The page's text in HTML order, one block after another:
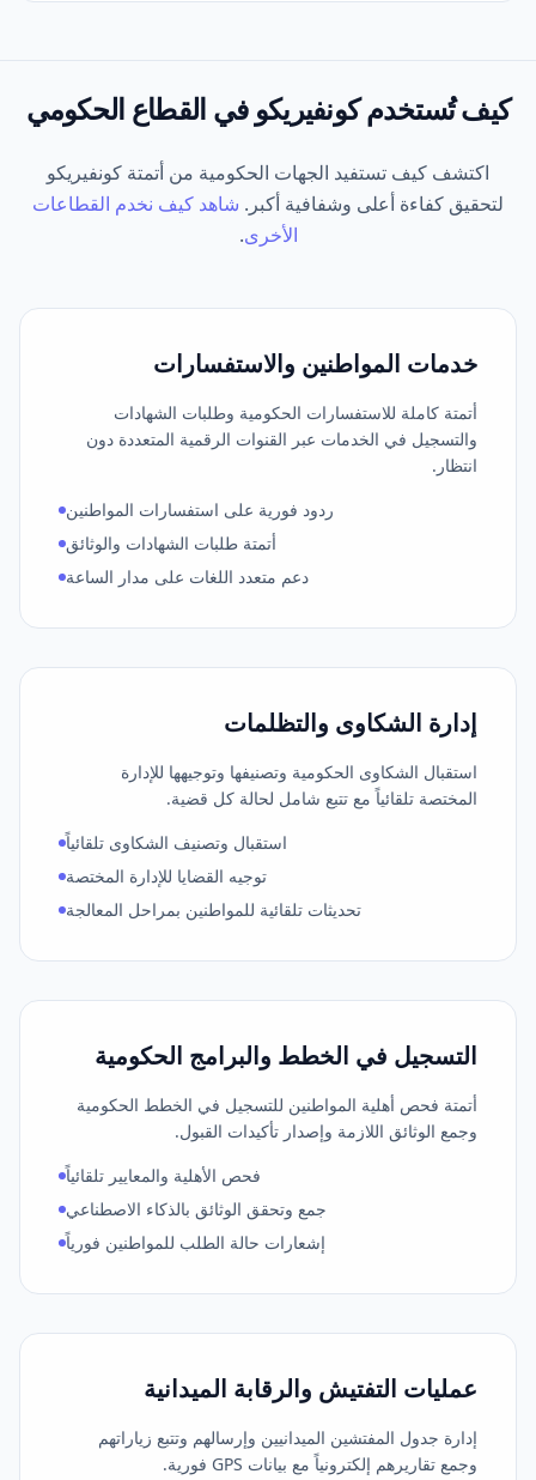
كيف تُستخدمكونفيريكو في القطاع الحكومي
اكتشف كيف تستفيد الجهات الحكومية من أتمتة كونفيريكو
لتحقيق كفاءة أعلى وشفافية أكبر. شاهد كيف نخدم القطاعات
الأخرى.
خدمات المواطنين والاستفسارات
أتمتة كاملة للاستفسارات الحكومية وطلبات الشهادات
والتسجيل في الخدمات عبر القنوات الرقمية المتعددة دون
انتظار.
ردود فورية على استفسارات المواطنين
أتمتة طلبات الشهادات والوثائق
دعم متعدد اللغات على مدار الساعة
إدارة الشكاوى والتظلمات
استقبال الشكاوى الحكومية وتصنيفها وتوجيهها للإدارة
المختصة تلقائياً مع تتبع شامل لحالة كل قضية.
استقبال وتصنيف الشكاوى تلقائياً
توجيه القضايا للإدارة المختصة
تحديثات تلقائية للمواطنين بمراحل المعالجة
التسجيل في الخطط والبرامج الحكومية
أتمتة فحص أهلية المواطنين للتسجيل في الخطط الحكومية
وجمع الوثائق اللازمة وإصدار تأكيدات القبول.
فحص الأهلية والمعايير تلقائياً
جمع وتحقق الوثائق بالذكاء الاصطناعي
إشعارات حالة الطلب للمواطنين فورياً
عمليات التفتيش والرقابة الميدانية
إدارة جدول المفتشين الميدانيين وإرسالهم وتتبع زياراتهم
وجمع تقاريرهم إلكترونياً مع بيانات GPS فورية.